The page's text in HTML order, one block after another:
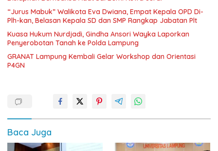
“Jurus Mabuk” Walikota Eva Dwiana, Empat Kepala OPD Di-
Plh-kan, Belasan Kepala SD dan SMP Rangkap Jabatan Plt
Kuasa Hukum Nurdjadi, Gindha Ansori Wayka Laporkan
Penyerobotan Tanah ke Polda Lampung
GRANAT Lampung Kembali Gelar Workshop dan Orientasi
P4GN
Baca Juga